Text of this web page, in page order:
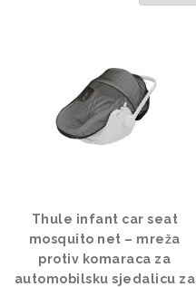
Thule infant car seat
mosquito net – mreža
protiv komaraca za
automobilsku sjedalicu za